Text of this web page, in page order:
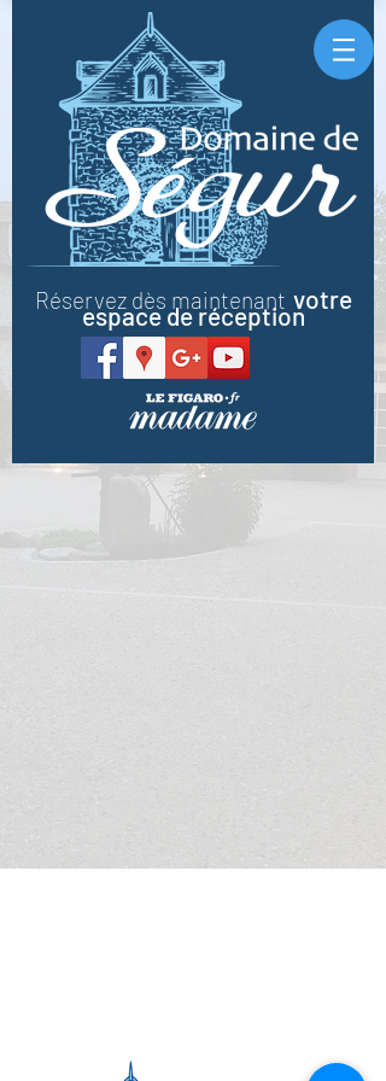
Réservez dès maintenant votre
espace de réception